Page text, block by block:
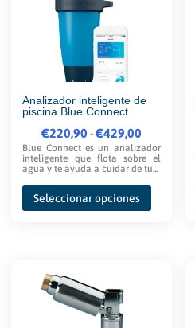
Analizador inteligente de
piscina Blue Connect
€220,90 -€429,00
Rango
de
precios:
desde
€220,90
Blue Connect es un analizador
inteligente que flota sobre el
agua y te ayuda a cuidar de tu...
Seleccionar opciones
Este